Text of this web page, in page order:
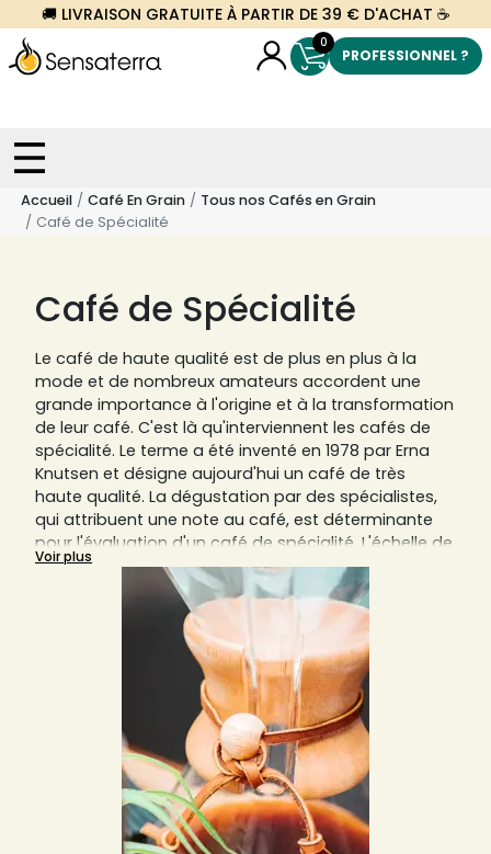
🚚 LIVRAISON GRATUITE À PARTIR DE 39 € D'ACHAT ☕
0
PROFESSIONNEL ?
Accueil Café En Grain
Tous nos Cafés en Grain
Café de Spécialité
Café de Spécialité
Le café de haute qualité est de plus en plus à la
mode et de nombreux amateurs accordent une
grande importance à l'origine et à la transformation
de leur café. C'est là qu'interviennent les cafés de
spécialité. Le terme a été inventé en 1978 par Erna
Knutsen et désigne aujourd'hui un café de très
haute qualité. La dégustation par des spécialistes,
qui attribuent une note au café, est déterminante
pour l'évaluation d'un café de spécialité. L'échelle de
notation va de 0 à 100 et tous les cafés qui
obtiennent une note supérieure à 80 peuvent être
considérés comme des cafés de spécialité. En
raison de leur qualité supérieure, les cafés de
spécialité sont plus chers que les cafés industriels et
proviennent des régions de production de café
Aujourd'hui, à quelques exceptions près, toutes les
régions productrices de café connues
commercialisent également une petite part de café
de spécialité. La part des cafés de spécialité bio est
également en augmentation.
Découvrez ici la sélection Sensaterra de cafés de
Voir plus